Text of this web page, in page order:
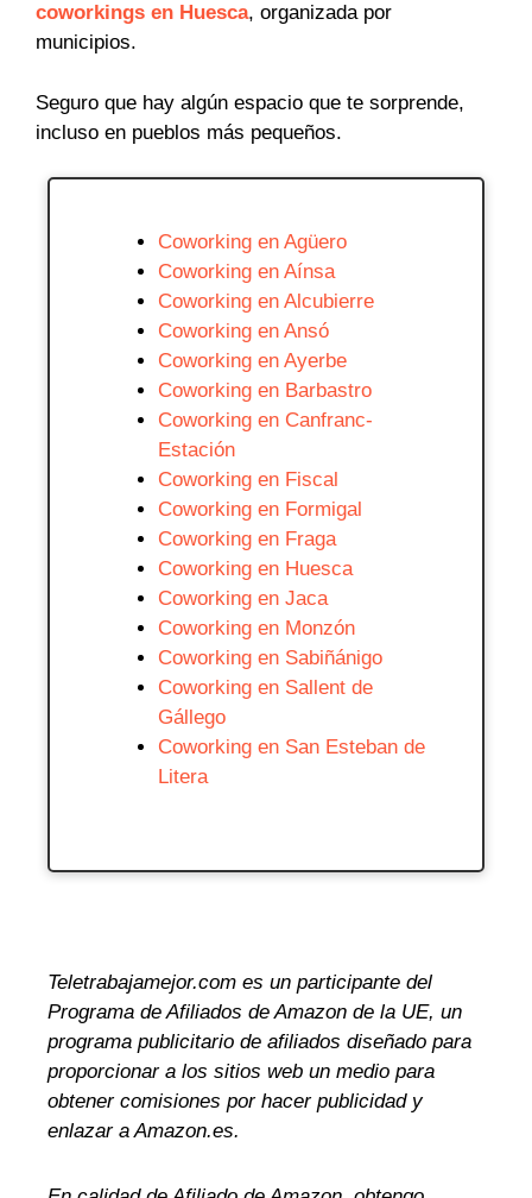
coworkings en Huesca, organizada por
municipios.
Seguro que hay algún espacio que te sorprende,
incluso en pueblos más pequeños.
Coworking en Agüero
Coworking en Aínsa
Coworking en Alcubierre
Coworking en Ansó
Coworking en Ayerbe
Coworking en Barbastro
Coworking en Canfranc-
Estación
Coworking en Fiscal
Coworking en Formigal
Coworking en Fraga
Coworking en Huesca
Coworking en Jaca
Coworking en Monzón
Coworking en Sabiñánigo
Coworking en Sallent de
Gállego
Coworking en San Esteban de
Litera
Teletrabajamejor.com es un participante del
Programa de Afiliados de Amazon de la UE, un
programa publicitario de afiliados diseñado para
proporcionar a los sitios web un medio para
obtener comisiones por hacer publicidad y
enlazar a Amazon.es.